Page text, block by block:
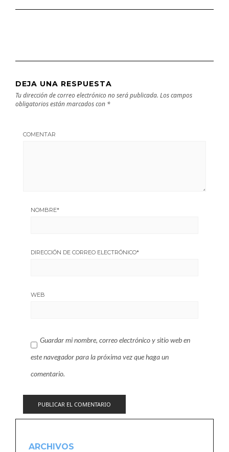
DEJA UNA RESPUESTA
Tu dirección de correo electrónico no será publicada. Los campos
obligatorios están marcados con *
COMENTAR
NOMBRE*
DIRECCIÓN DE CORREO ELECTRÓNICO*
WEB
Guardar mi nombre, correo electrónico y sitio web en
este navegador para la próxima vez que haga un
comentario.
ARCHIVOS